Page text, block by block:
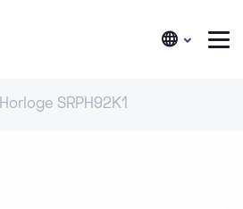
Horloge SRPH92K1